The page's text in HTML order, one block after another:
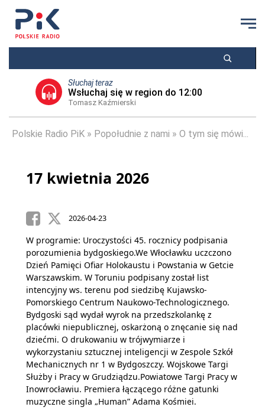
Słuchaj teraz
Wsłuchaj się w region do 12:00
Tomasz Kaźmierski
Polskie Radio PiK Popołudnie z nami O tym się mówi...
17 kwietnia 2026
2026-04-23
W programie: Uroczystości 45. rocznicy podpisania
porozumienia bydgoskiego.We Włocławku uczczono
Dzień Pamięci Ofiar Holokaustu i Powstania w Getcie
Warszawskim. W Toruniu podpisany został list
intencyjny ws. terenu pod siedzibę Kujawsko-
Pomorskiego Centrum Naukowo-Technologicznego.
Bydgoski sąd wydał wyrok na przedszkolankę z
placówki niepublicznej, oskarżoną o znęcanie się nad
dziećmi. O drukowaniu w trójwymiarze i
wykorzystaniu sztucznej inteligencji w Zespole Szkół
Mechanicznych nr 1 w Bydgoszczy. Wojskowe Targi
Służby i Pracy w Grudziądzu.Powiatowe Targi Pracy w
Inowrocławiu. Premiera łączącego różne gatunki
muzyczne singla „Human” Adama Kośmiei.